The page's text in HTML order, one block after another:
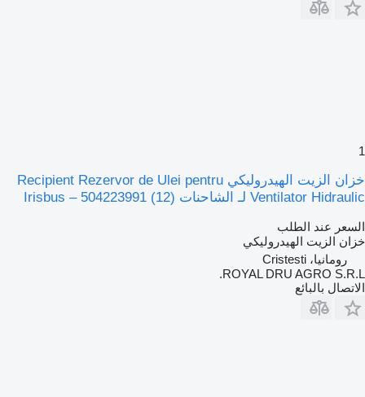
1
خزان الزيت الهيدروليكي Recipient Rezervor de Ulei pentru
Ventilator Hidraulic لـ الشاحنات Irisbus – 504223991 (12)
السعر عند الطلب
خزان الزيت الهيدروليكي
رومانيا، Cristesti
ROYAL DRU AGRO S.R.L.
الاتصال بالبائع